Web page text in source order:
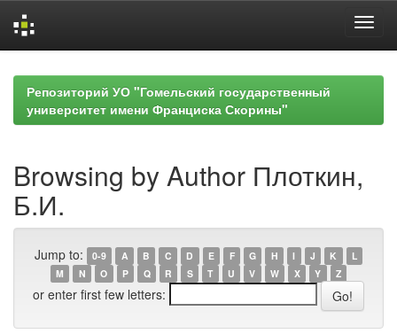
navigationРепозиторий УО "Гомельский государственный
университет имени Франциска Скорины"
Browsing by Author Плоткин,
Б.И.
Jump to: 0-9 A B C D E F G H I J K
L
M
N O P Q R S T U V W X Y Z
or enter first few letters: